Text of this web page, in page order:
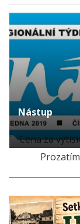
Nástup
Cena za